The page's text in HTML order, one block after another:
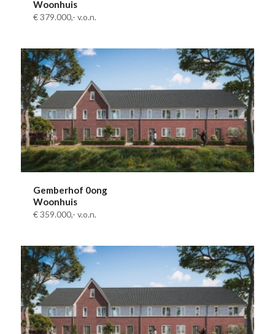
Woonhuis
€ 379.000,- v.o.n.
Gemberhof 0ong
Woonhuis
€ 359.000,- v.o.n.